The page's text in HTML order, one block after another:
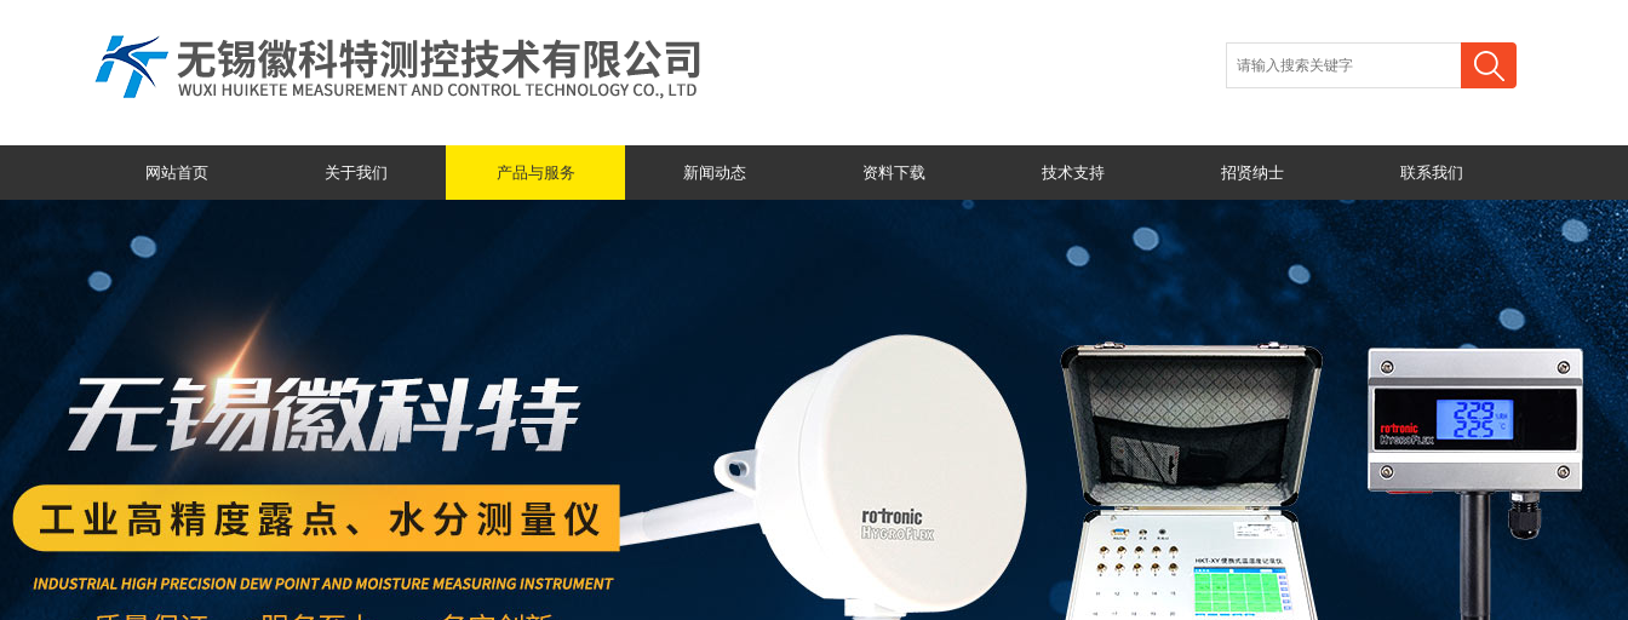
网站首页 关于我们 产品与服务 新闻动态 资料下载 技术支持 招贤纳士 联系我们